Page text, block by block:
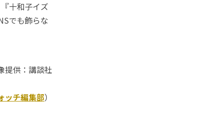
十和子イズ
でも飾らな
提供：講談社
ッチ編集部）